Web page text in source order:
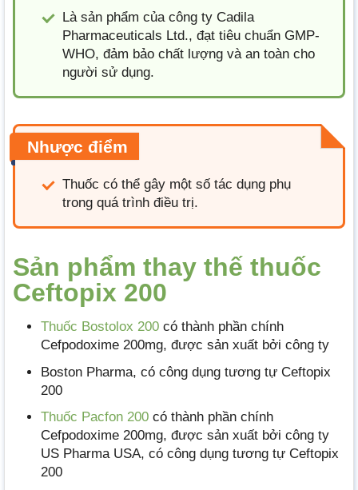
Là sản phẩm của công ty Cadila
Pharmaceuticals Ltd., đạt tiêu chuẩn GMP-
WHO, đảm bảo chất lượng và an toàn cho
người sử dụng.
Nhược điểm
Thuốc có thể gây một số tác dụng phụ
trong quá trình điều trị.
Sản phẩm thay thế thuốc
Ceftopix 200
Thuốc Bostolox 200 có thành phần chính
Cefpodoxime 200mg, được sản xuất bởi công ty
Boston Pharma, có công dụng tương tự Ceftopix
200
Thuốc Pacfon 200 có thành phần chính
Cefpodoxime 200mg, được sản xuất bởi công ty
US Pharma USA, có công dụng tương tự Ceftopix
200